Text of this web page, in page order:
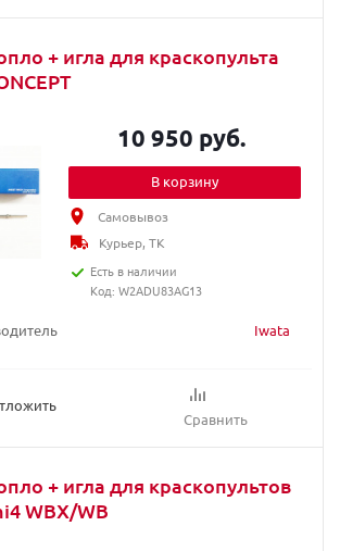
+ игла для краскопульта
Iwata
Сравнить
10 950 руб.
В корзину
Самовывоз
Курьер, ТК
Есть в наличии
Код: W2ADU83AG13
+ игла для краскопультов
WBX/WB